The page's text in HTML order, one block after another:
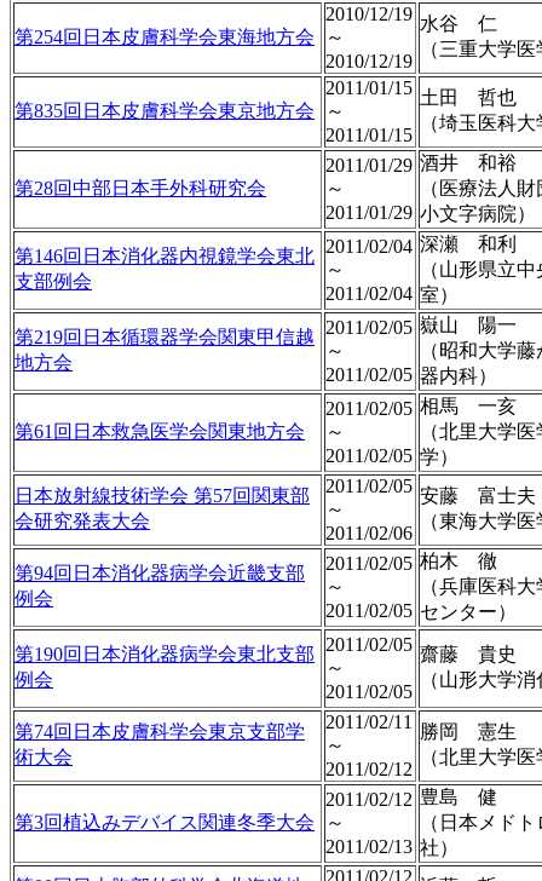
第254回日本皮膚科学会東海地方会
2010/12/19
～
2010/12/19
水谷 仁
（三重大学
第835回日本皮膚科学会東京地方会
2011/01/15
～
2011/01/15
土田 哲也
（埼玉医科
第28回中部日本手外科研究会
2011/01/29
～
2011/01/29
酒井 和裕
（医療法人
小文字病院）
第146回日本消化器内視鏡学会東北
支部例会
2011/02/04
～
2011/02/04
深瀬 和利
（山形県立
室）
第219回日本循環器学会関東甲信越
地方会
2011/02/05
～
2011/02/05
嶽山 陽一
（昭和大学
器内科）
第61回日本救急医学会関東地方会
2011/02/05
～
2011/02/05
相馬 一亥
（北里大学
学）
日本放射線技術学会 第57回関東部
会研究発表大会
2011/02/05
～
2011/02/06
安藤 富士夫
（東海大学
第94回日本消化器病学会近畿支部
例会
2011/02/05
～
2011/02/05
柏木 徹
（兵庫医科
センター）
第190回日本消化器病学会東北支部
例会
2011/02/05
～
2011/02/05
齋藤 貴史
（山形大学
第74回日本皮膚科学会東京支部学
術大会
2011/02/11
～
2011/02/12
勝岡 憲生
（北里大学
第3回植込みデバイス関連冬季大会
2011/02/12
～
2011/02/13
豊島 健
（日本メド
社）